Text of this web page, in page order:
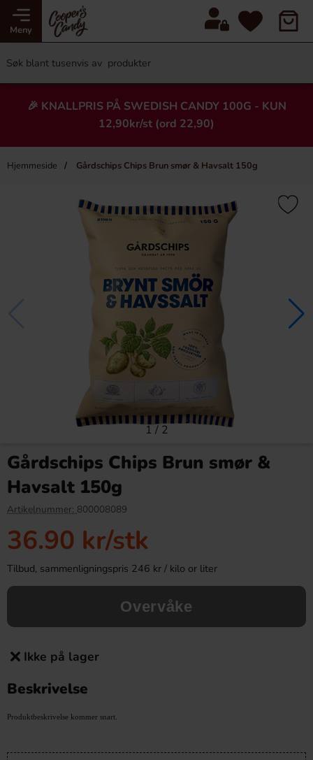
Meny
🎉 KNALLPRIS PÅ SWEDISH CANDY 100G - KUN
12,90kr/st (ord 22,90)
Hjemmeside Gårdschips Chips Brun smør & Havsalt 150g
Heading
×
249.90 kr
Köp
349.90 kr
1 / 2
Gårdschips Chips Brun smør &
Havsalt 150g
Artikelnummer: 800008089
36.90 kr/stk
Tilbud, sammenligningspris 246 kr / kilo or liter
Overvåke
Ikke på lager
Beskrivelse
Produktbeskrivelse kommer snart.